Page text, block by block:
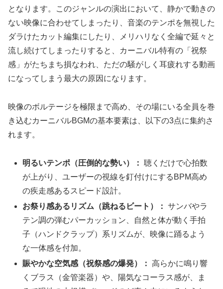
となります。このジャンルの演出において、静かで動きの
ない映像に合わせてしまったり、音楽のテンポを無視した
ダラけたカット編集にしたり、メリハリなく全編で延々と
流し続けてしまったりすると、カーニバル特有の「祝祭
感」がたちまち損なわれ、ただの騒がしく耳疲れする動画
になってしまう最大の原因になります。
映像のボルテージを極限まで高め、その場にいる全員を巻
き込むカーニバルBGMの基本要素は、以下の3点に集約さ
れます。
明るいテンポ（圧倒的な勢い）： 聴くだけで心拍数
が上がり、ユーザーの視線を釘付けにするBPM高め
の疾走感あるスピード設計。
お祭り感あるリズム（跳ねるビート）： サンバやラ
テン調の弾むパーカッション、自然と体が動く手拍
子（ハンドクラップ）系リズムが、映像に踊るよう
な一体感を付加。
賑やかな空気感（祝祭感の爆発）： 高らかに鳴り響
くブラス（金管楽器）や、陽気なコーラス感が、ま